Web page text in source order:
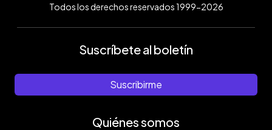
Todos los derechos reservados 1999-2026
Suscríbete al boletín
Suscribirme
Quiénes somos